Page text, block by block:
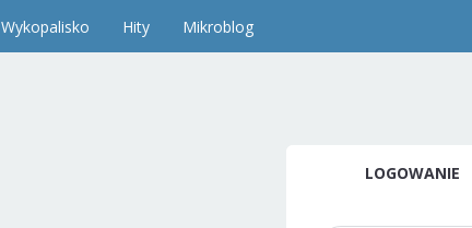
Wykopalisko Hity Mikroblog
LOGOWANIE